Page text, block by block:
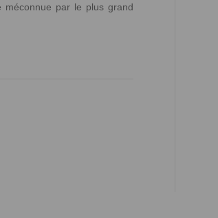
méconnue par le plus grand